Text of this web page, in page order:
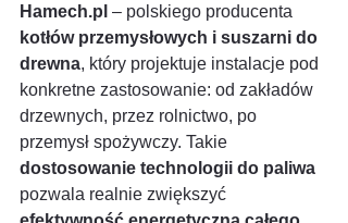
Hamech.pl – polskiego producenta
kotłów przemysłowych i suszarni do
drewna, który projektuje instalacje pod
konkretne zastosowanie: od zakładów
drzewnych, przez rolnictwo, po
przemysł spożywczy. Takie
dostosowanie technologii do paliwa
pozwala realnie zwiększyć